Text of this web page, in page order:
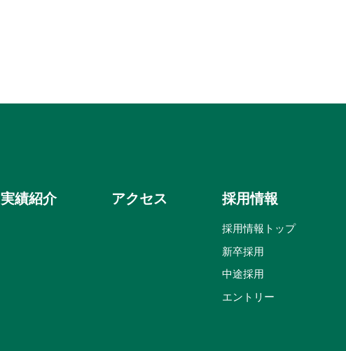
実績紹介 アクセス 採用情報
採用情報トップ
新卒採用
中途採用
エントリー